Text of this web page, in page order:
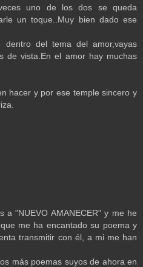
uno de los dos se queda
un toque..Muy bien dado ese
dentro del tema del amor,vayas
de vista.En el amor hay muchas
hacer y por ese temple sincero y
a "NUEVO AMANECER" y me he
me ha encantado su poema y
transmitir con él, a mi me han
más poemas suyos de ahora en